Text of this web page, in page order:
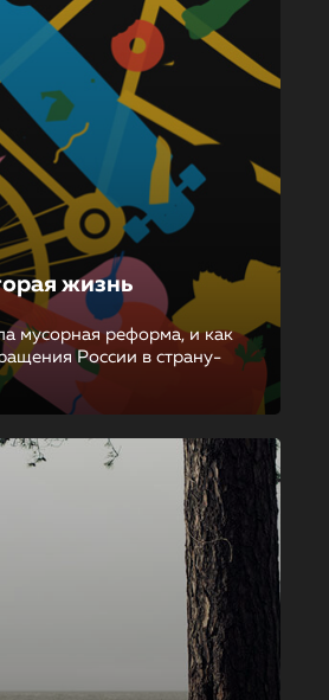
жизнь
мусорная реформа, и как
России в страну-